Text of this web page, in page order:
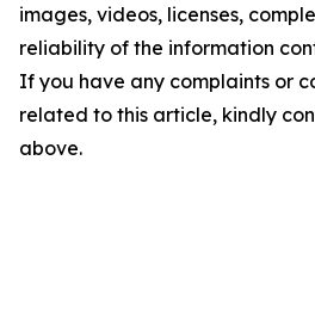
images, videos, licenses,
reliability of the information
If you have any complaints or
related to this article, kindly
above.